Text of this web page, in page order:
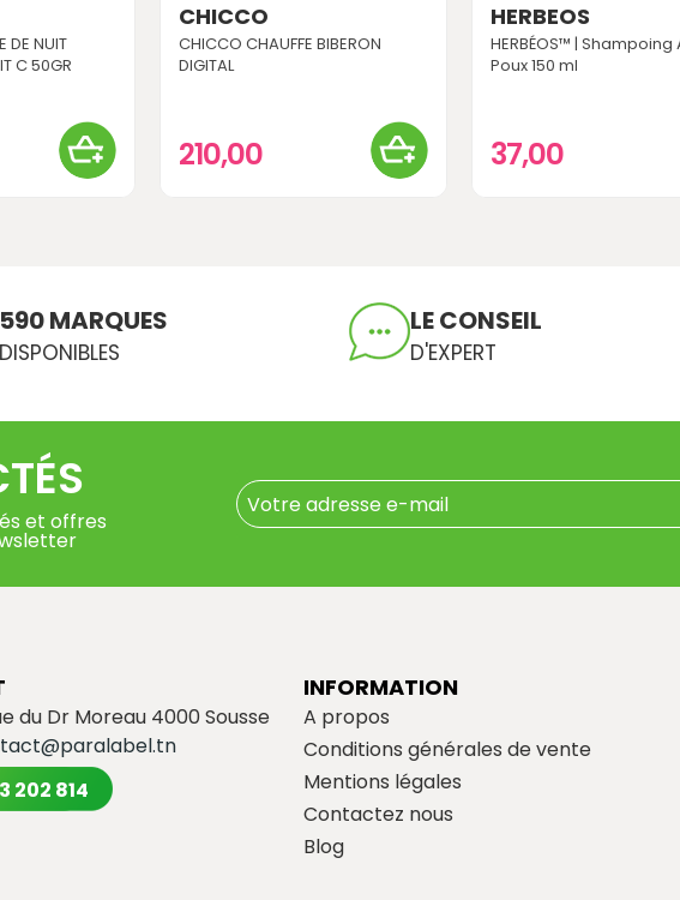
DE NUIT
C 50GR
CHICCO
CHICCO CHAUFFE BIBERON
DIGITAL
210,00
HERBEOS
HERBÉOS™ | Shampoing
Poux 150 ml
37,00
MARQUES
DISPONIBLES
LE CONSEIL
D'EXPERT
et offres
du Dr Moreau 4000 Sousse
202 814
INFORMATION
A propos
Conditions générales de vente
Mentions légales
Contactez nous
Blog